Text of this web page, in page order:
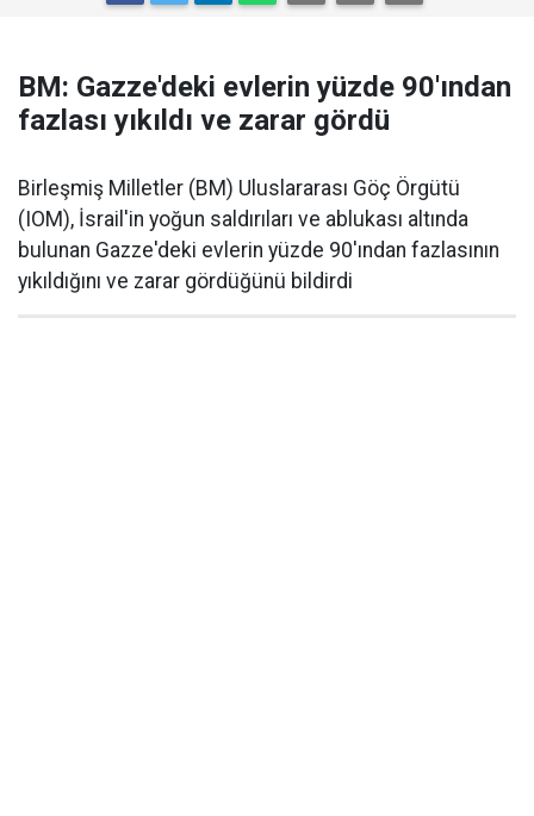
BM: Gazze'deki evlerin yüzde 90'ından
fazlası yıkıldı ve zarar gördü
Birleşmiş Milletler (BM) Uluslararası Göç Örgütü
(IOM), İsrail'in yoğun saldırıları ve ablukası altında
bulunan Gazze'deki evlerin yüzde 90'ından fazlasının
yıkıldığını ve zarar gördüğünü bildirdi